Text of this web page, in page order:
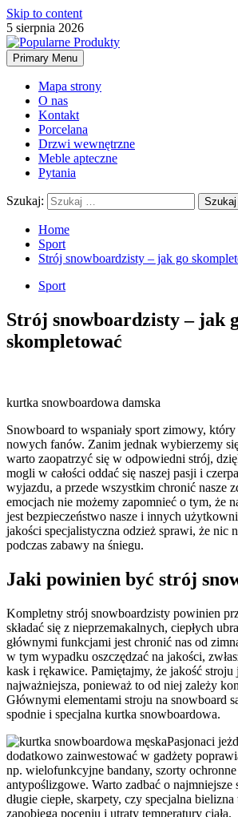
Skip to content
5 sierpnia 2026
Primary Menu
Mapa strony
O nas
Kontakt
Porcelana
Drzwi wewnętrzne
Meble apteczne
Pytania
Szukaj:
Home
Sport
Strój snowboardzisty – jak go
Sport
Strój snowboardzisty – jak
skompletować
kurtka snowboardowa damska
Snowboard to wspaniały sport zimowy,
nowych fanów. Zanim jednak wybierzemy
warto zaopatrzyć się w odpowiedni strój,
mogli w całości oddać się naszej pasji i
wyjazdu, a przede wszystkim chronić nasze
emocjach nie możemy zapomnieć o tym, że
jest bezpieczeństwo nasze i innych
jakości specjalistyczna odzież sprawi, że nic
podczas zabawy na śniegu.
Jaki powinien być strój
Kompletny strój snowboardzisty powinien
składać się z nieprzemakalnych, ciepłych
głównymi funkcjami jest chronić nas od
w tym wypadku oszczędzać na jakości,
kask i rękawice. Pamiętajmy, że jakość
najważniejsza, ponieważ to od niej zależy
Głównymi elementami stroju na snowboard
spodnie i specjalna kurtka snowboardowa.
Pasjonaci
dodatkowo zainwestować w gadżety
np. wielofunkcyjne bandany, szorty
antypoślizgowe. Warto zadbać o najmniejsze
długie ciepłe, skarpety, czy specjalna
zapobiega poceniu i utraty temperatury ciała.